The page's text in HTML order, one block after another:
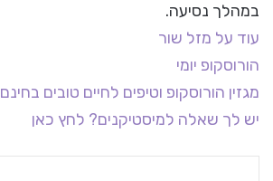
במהלך נסיעה.
עוד על מזל שור
הורוסקופ יומי
מגזין הורוסקופ וטיפים לחיים טובים בחינם
יש לך שאלה למיסטיקנים? לחץ כאן